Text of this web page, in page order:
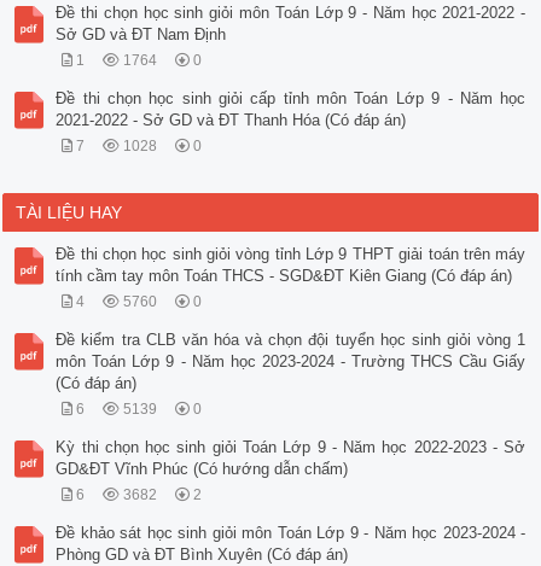
Đề thi chọn học sinh giỏi môn Toán Lớp 9 - Năm học 2021-2022 -
Sở GD và ĐT Nam Định
1 1764 0
Đề thi chọn học sinh giỏi cấp tỉnh môn Toán Lớp 9 - Năm học
2021-2022 - Sở GD và ĐT Thanh Hóa (Có đáp án)
7 1028 0
TÀI LIỆU HAY
Đề thi chọn học sinh giỏi vòng tỉnh Lớp 9 THPT giải toán trên máy
tính cầm tay môn Toán THCS - SGD&ĐT Kiên Giang (Có đáp án)
4 5760 0
Đề kiểm tra CLB văn hóa và chọn đội tuyển học sinh giỏi vòng 1
môn Toán Lớp 9 - Năm học 2023-2024 - Trường THCS Cầu Giấy
(Có đáp án)
6 5139 0
Kỳ thi chọn học sinh giỏi Toán Lớp 9 - Năm học 2022-2023 - Sở
GD&ĐT Vĩnh Phúc (Có hướng dẫn chấm)
6 3682 2
Đề khảo sát học sinh giỏi môn Toán Lớp 9 - Năm học 2023-2024 -
Phòng GD và ĐT Bình Xuyên (Có đáp án)